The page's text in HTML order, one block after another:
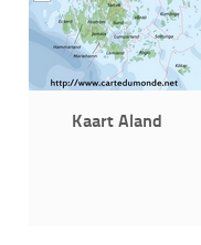
Kaart Aland